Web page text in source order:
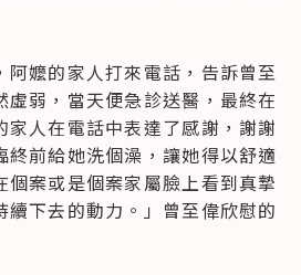
阿嬤的家人打來電話，告訴曾至
虛弱，當天便急診送醫，最終在
人在電話中表達了感謝，謝謝
終前給她洗個澡，讓她得以舒適
案或是個案家屬臉上看到真摯
續下去的動力。」曾至偉欣慰的